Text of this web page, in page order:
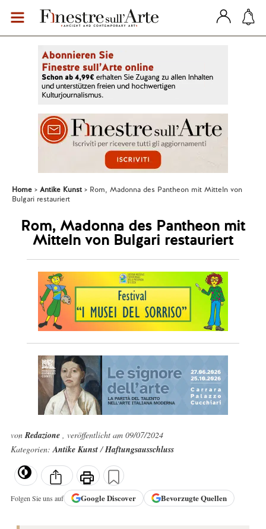
Home Antike Kunst
Rom, Madonna des Pantheon mit Mitteln von
Bulgari restauriert
Rom, Madonna des Pantheon mit
Mitteln von Bulgari restauriert
vonRedazione , veröffentlicht am 09/07/2024
Kategorien:Antike Kunst/Haftungsausschluss
Folgen Sie uns auf GoogleDiscover Bevorzugte Quellen